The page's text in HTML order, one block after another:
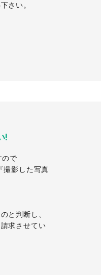
さい。
!
ので
撮影した写真
と判断し、
求させてい